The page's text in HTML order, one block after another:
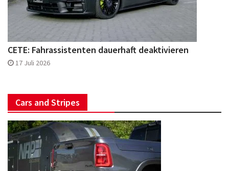
CETE: Fahrassistenten dauerhaft deaktivieren
17 Juli 2026
Cars and Stripes